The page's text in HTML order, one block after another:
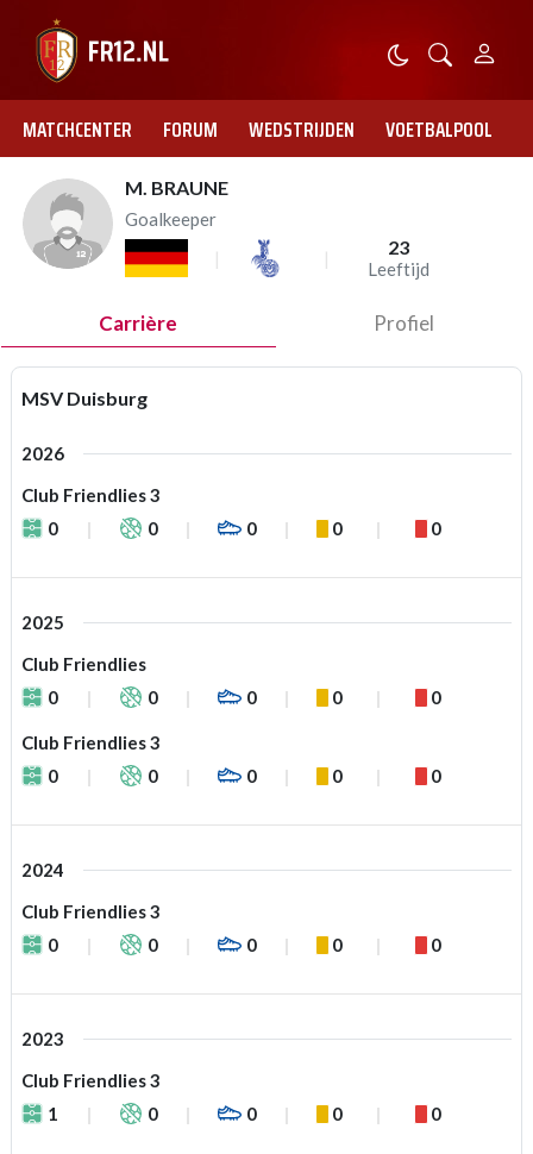
MATCHCENTER FORUM WEDSTRIJDEN VOETBALPOOL
M. BRAUNE
Goalkeeper
23
Leeftijd
Carrière Profiel
MSV Duisburg
2026
Club Friendlies 3
0
0 0 0 0
2025
Club Friendlies
0
0 0 0 0
Club Friendlies 3
0
0 0 0 0
2024
Club Friendlies 3
0
0 0 0 0
2023
Club Friendlies 3
1
0 0 0 0